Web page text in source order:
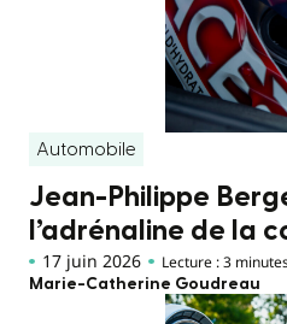
Automobile
Jean-Philippe
l’adrénaline de la
17 juin 2026 Lecture : 3
Marie-Catherine Goudreau